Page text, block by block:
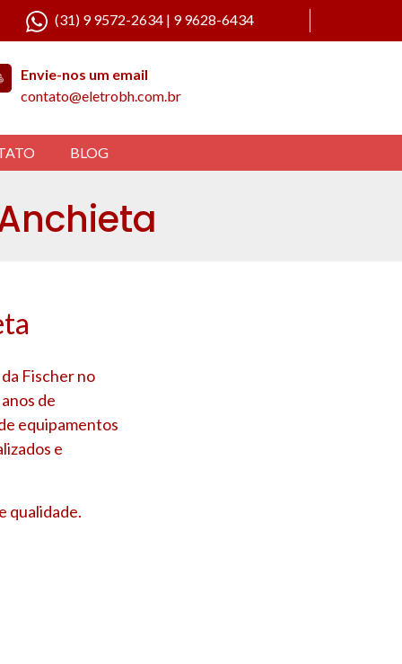
(31) 9 9572-2634 | 9 9628-6434
Envie-nos um email
contato@eletrobh.com.br
BLOG
Fischer no
de
equipamentos
e
qualidade.